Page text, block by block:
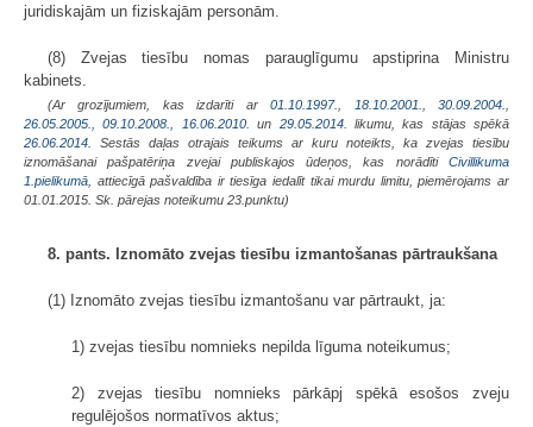
juridiskajām un fiziskajām personām.
(8) Zvejas tiesību nomas parauglīgumu apstiprina Ministru
kabinets.
(Ar grozījumiem, kas izdarīti ar01.10.1997., 18.10.2001.,30.09.2004.,
26.05.2005.,09.10.2008., 16.06.2010. un 29.05.2014. likumu, kas stājas spēkā
26.06.2014. Sestās daļas otrajais teikums ar kuru noteikts, ka zvejas tiesību
iznomāšanai pašpatēriņa zvejai publiskajos ūdeņos, kas norādīti Civillikuma
1.pielikumā, attiecīgā pašvaldība ir tiesīga iedalīt tikai murdu limitu, piemērojams ar
01.01.2015. Sk. pārejas noteikumu 23.punktu)
8. pants. Iznomāto zvejas tiesību izmantošanas pārtraukšana
(1) Iznomāto zvejas tiesību izmantošanu var pārtraukt, ja:
1) zvejas tiesību nomnieks nepilda līguma noteikumus;
2) zvejas tiesību nomnieks pārkāpj spēkā esošos zveju
regulējošos normatīvos aktus;